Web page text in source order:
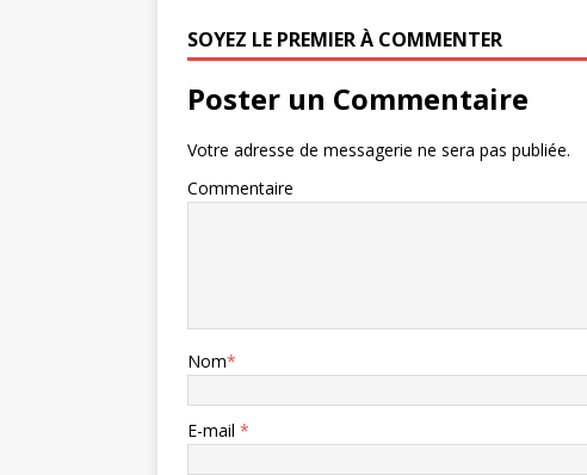
SOYEZ LE PREMIER À COMMENTER
Poster un Commentaire
Votre adresse de messagerie ne sera pas publiée.
Commentaire
Nom*
E-mail *